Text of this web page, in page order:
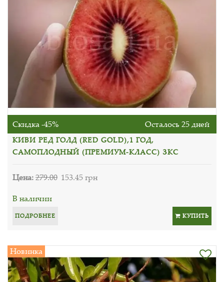
Скидка -45% Осталось 25 дней
КИВИ РЕД ГОЛД (RED GOLD),1 ГОД,
САМОПЛОДНЫЙ (ПРЕМИУМ-КЛАСС) ЗКС
Цена:279.00 153.45 грн
В наличии
ПОДРОБНЕЕ КУПИТЬ
Новинка